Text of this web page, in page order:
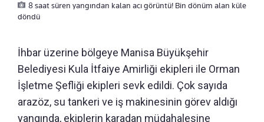
8 saat süren yangından kalan acı görüntü! Bin dönüm alan küle
döndü
İhbar üzerine bölgeye Manisa Büyükşehir
Belediyesi Kula İtfaiye Amirliği ekipleri ile Orman
İşletme Şefliği ekipleri sevk edildi. Çok sayıda
arazöz, su tankeri ve iş makinesinin görev aldığı
yangında, ekiplerin karadan müdahalesine